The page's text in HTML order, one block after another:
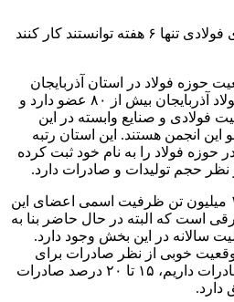
حوزه فولاد در استان آذربایجان
شرقی اظهارداشت: انجمن فولاد آذربایجان بیش از ۸۰ عضو دارد و
فولادی و صنایع وابسته در این
این انجمن هستند. این استان رتبه
فولاد را به نام خود ثبت کرده
نظر حجم تولیدات و صادرات دارد.
وی افزود: در واقع بیش از ۱۲ میلیون تن ظرفیت اسمی اعضای این
است که البته در حال حاضر بنا به
تن فعالیت سالانه در این بخش وجود دارد.
خوبی از نظر صادرات برای
کشورهای منطقه و میزان صادرات داریم، ۱۵ تا ۲۰ درصد صادرات
دارد.